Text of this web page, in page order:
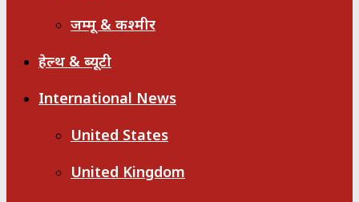
जम्मू & कश्मीर
हेल्थ & ब्यूटी
International News
United States
United Kingdom